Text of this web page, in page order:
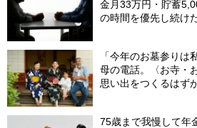
金月33万円・貯蓄
の時間を優先し続け
「今年のお墓参り
母の電話。〈お寺・
思い出をつくるはず
75歳まで我慢して年